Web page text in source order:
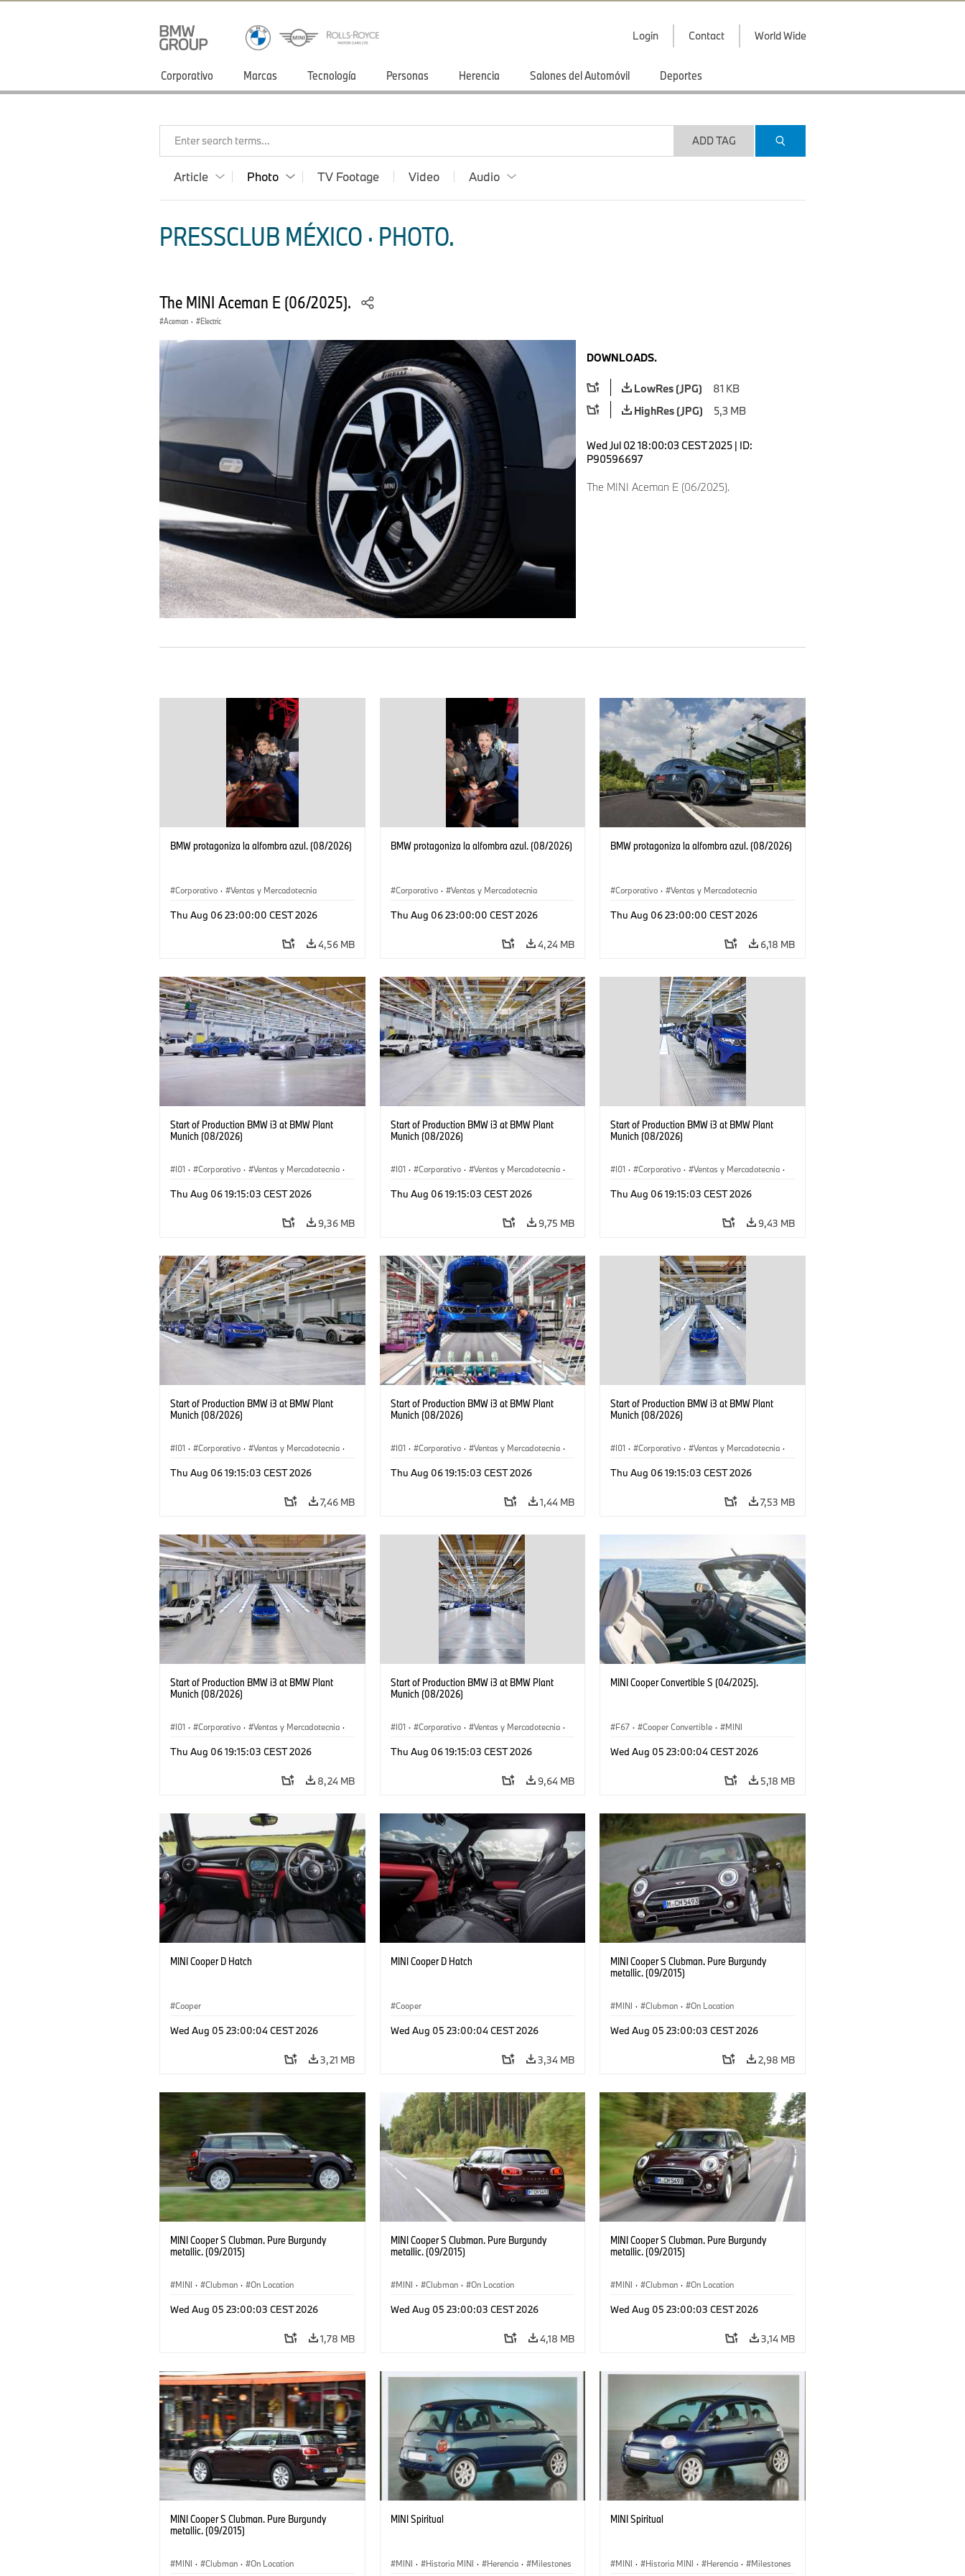
Login Contact World Wide
Corporativo Marcas Tecnología Personas Herencia Salones del Automóvil Deportes
Enter search terms... ADD TAG
Article Photo TV Footage Video Audio
PRESSCLUB MÉXICO · PHOTO.
The MINI Aceman E (06/2025).
Aceman · Electric
DOWNLOADS.
LowRes (JPG)
81 KB
HighRes (JPG)
5,3 MB
Wed Jul 02 18:00:03 CEST 2025 | ID:
P90596697
The MINI Aceman E (06/2025).
BMW protagoniza la alfombra azul. (08/2026)
Corporativo · Ventas y Mercadotecnia
Thu Aug 06 23:00:00 CEST 2026
4,56 MB
BMW protagoniza la alfombra azul. (08/2026)
Corporativo · Ventas y Mercadotecnia
Thu Aug 06 23:00:00 CEST 2026
4,24 MB
BMW protagoniza la alfombra azul. (08/2026)
Corporativo · Ventas y Mercadotecnia
Thu Aug 06 23:00:00 CEST 2026
6,18 MB
Start of Production BMW i3 at BMW Plant
Munich (08/2026)
I01 · Corporativo · Ventas y Mercadotecnia ·
Thu Aug 06 19:15:03 CEST 2026
9,36 MB
Start of Production BMW i3 at BMW Plant
Munich (08/2026)
I01 · Corporativo · Ventas y Mercadotecnia ·
Thu Aug 06 19:15:03 CEST 2026
9,75 MB
Start of Production BMW i3 at BMW Plant
Munich (08/2026)
I01 · Corporativo · Ventas y Mercadotecnia ·
Thu Aug 06 19:15:03 CEST 2026
9,43 MB
Start of Production BMW i3 at BMW Plant
Munich (08/2026)
I01 · Corporativo · Ventas y Mercadotecnia ·
Thu Aug 06 19:15:03 CEST 2026
7,46 MB
Start of Production BMW i3 at BMW Plant
Munich (08/2026)
I01 · Corporativo · Ventas y Mercadotecnia ·
Thu Aug 06 19:15:03 CEST 2026
1,44 MB
Start of Production BMW i3 at BMW Plant
Munich (08/2026)
I01 · Corporativo · Ventas y Mercadotecnia ·
Thu Aug 06 19:15:03 CEST 2026
7,53 MB
Start of Production BMW i3 at BMW Plant
Munich (08/2026)
I01 · Corporativo · Ventas y Mercadotecnia ·
Thu Aug 06 19:15:03 CEST 2026
8,24 MB
Start of Production BMW i3 at BMW Plant
Munich (08/2026)
I01 · Corporativo · Ventas y Mercadotecnia ·
Thu Aug 06 19:15:03 CEST 2026
9,64 MB
MINI Cooper Convertible S (04/2025).
F67 · Cooper Convertible · MINI
Wed Aug 05 23:00:04 CEST 2026
5,18 MB
MINI Cooper D Hatch
Cooper
Wed Aug 05 23:00:04 CEST 2026
3,21 MB
MINI Cooper D Hatch
Cooper
Wed Aug 05 23:00:04 CEST 2026
3,34 MB
MINI Cooper S Clubman. Pure Burgundy
metallic. (09/2015)
MINI · Clubman · On Location
Wed Aug 05 23:00:03 CEST 2026
2,98 MB
MINI Cooper S Clubman. Pure Burgundy
metallic. (09/2015)
MINI · Clubman · On Location
Wed Aug 05 23:00:03 CEST 2026
1,78 MB
MINI Cooper S Clubman. Pure Burgundy
metallic. (09/2015)
MINI · Clubman · On Location
Wed Aug 05 23:00:03 CEST 2026
4,18 MB
MINI Cooper S Clubman. Pure Burgundy
metallic. (09/2015)
MINI · Clubman · On Location
Wed Aug 05 23:00:03 CEST 2026
3,14 MB
MINI Cooper S Clubman. Pure Burgundy
metallic. (09/2015)
MINI · Clubman · On Location
MINI Spiritual
MINI · Historia MINI · Herencia · Milestones
MINI Spiritual
MINI · Historia MINI · Herencia · Milestones